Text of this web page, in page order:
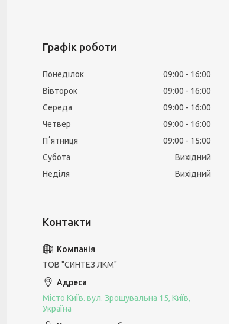
Графік роботи
Понеділок 09:00
16:00
Вівторок
09:00
16:00
Середа
09:00
16:00
Четвер
09:00
16:00
Пʼятниця
09:00
15:00
Субота
Вихідний
Неділя
Вихідний
ТОВ "СИНТЕЗ ЛКМ"
Місто Київ. вул. Зрошувальна 15, Київ,
Україна